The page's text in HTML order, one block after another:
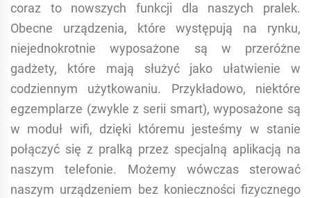
coraz to nowszych funkcji dla naszych pralek.
Obecne urządzenia, które występują na rynku,
niejednokrotnie wyposażone są w przeróżne
gadżety, które mają służyć jako ułatwienie w
codziennym użytkowaniu. Przykładowo, niektóre
egzemplarze (zwykle z serii smart), wyposażone są
w moduł wifi, dzięki któremu jesteśmy w stanie
połączyć się z pralką przez specjalną aplikacją na
naszym telefonie. Możemy wówczas sterować
naszym urządzeniem bez konieczności fizycznego